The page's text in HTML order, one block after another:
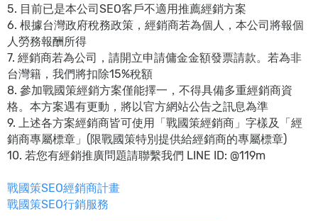
5. 目前已是本公司SEO客戶不適用推薦經銷方案
6. 根據台灣政府稅務政策，經銷商若為個人，本公司將報個
人勞務報酬所得
7. 經銷商若為公司，請開立申請傭金金額發票請款。若為非
台灣籍，我們將扣除15%稅額
8. 參加戰國策經銷方案僅能擇一，不得具備多重經銷商資
格。本方案遇有更動，將以官方網站公告之訊息為準
9. 上述各方案經銷商皆可使用「戰國策經銷商」字樣及「經
銷商專屬標章」(限戰國策特別提供給經銷商的專屬標章)
10. 若您有經銷推廣問題請聯繫我們 LINE ID: @119m
戰國策SEO經銷商計畫
戰國策SEO行銷服務